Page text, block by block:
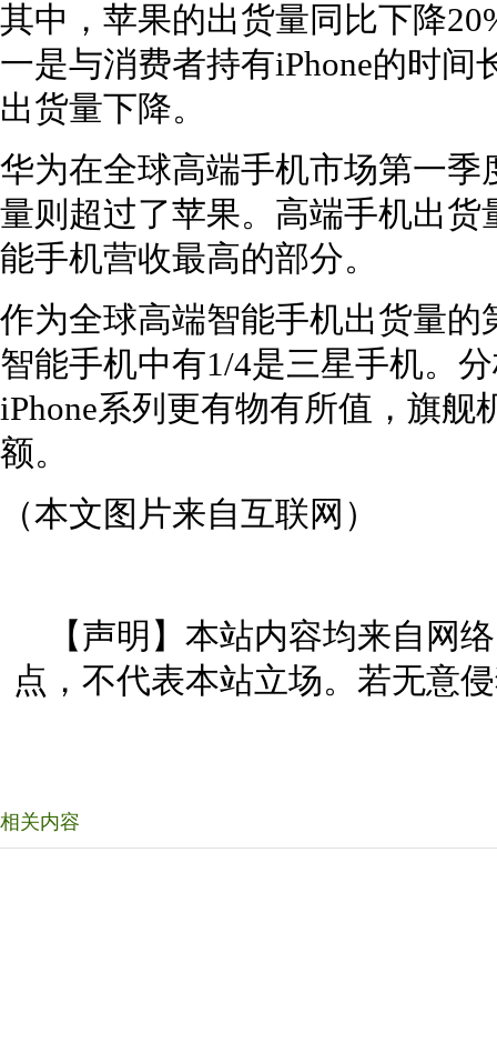
其中，苹果的出货量同比下降
一是与消费者持有iPhone的时
出货量下降。
华为在全球高端手机市场第一
量则超过了苹果。高端手机出
能手机营收最高的部分。
作为全球高端智能手机出货量
智能手机中有1/4是三星手机。
iPhone系列更有物有所值，旗
额。
（本文图片来自互联网）
【声明】本站内容均来自网
点，不代表本站立场。若无意
相关内容